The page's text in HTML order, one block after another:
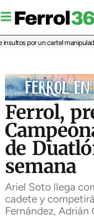
por un cartel manipulado
Ferrol,
de
semana
Ariel Soto llega
cadete y
Fernández,